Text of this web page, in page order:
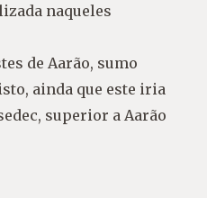
naqueles
de Aarão, sumo
ainda que este iria
superior a Aarão